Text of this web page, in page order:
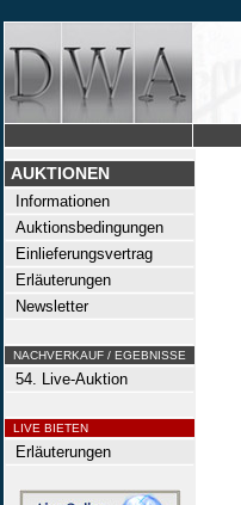
AUKTIONEN
Informationen
Auktionsbedingungen
Einlieferungsvertrag
Erläuterungen
Newsletter
NACHVERKAUF / EGEBNISSE
54. Live-Auktion
LIVE BIETEN
Erläuterungen